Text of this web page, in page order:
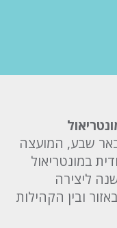
באר שבע, המועצה
במונטריאול
השותפות פועלת כ-30 שנה ליצירה
ובין הקהילות